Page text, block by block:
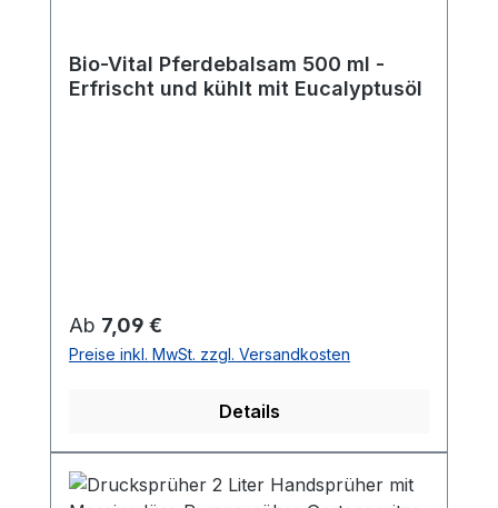
Bio-Vital Pferdebalsam 500 ml -
Erfrischt und kühlt mit Eucalyptusöl
Regulärer Preis:
Ab 7,09 €
Preise inkl. MwSt. zzgl. Versandkosten
Details